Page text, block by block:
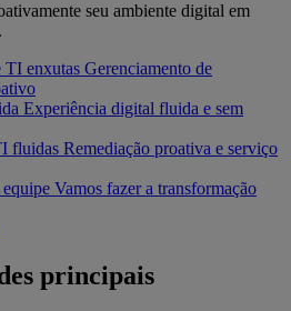
seu ambiente digital em
TI enxutas Gerenciamento de
Experiência digital fluida e sem
fluidas Remediação proativa e serviço
equipe Vamos fazer a transformação
principais